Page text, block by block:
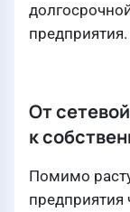
предприятия.
От
к
Помимо
предприятия